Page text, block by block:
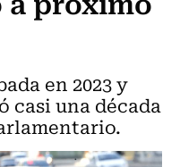
en 2023 y
casi una década